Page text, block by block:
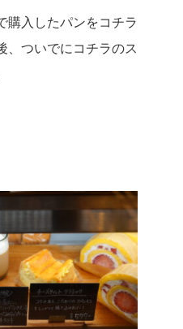
購入したパンをコチラ
、ついでにコチラのス